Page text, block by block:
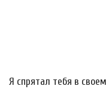
Я спрятал тебя в